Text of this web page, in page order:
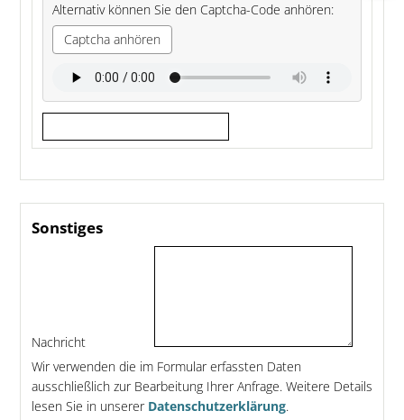
Alternativ können Sie den Captcha-Code anhören:
Captcha anhören
Sonstiges
Nachricht
Wir verwenden die im Formular erfassten Daten
ausschließlich zur Bearbeitung Ihrer Anfrage. Weitere Details
lesen Sie in unserer Datenschutzerklärung.